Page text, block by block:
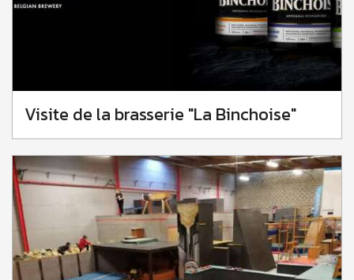
Visite de la brasserie "La Binchoise"